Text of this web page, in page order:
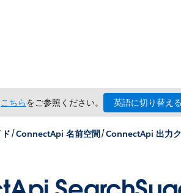
こちらをご参照ください。 英語に切り替える
/ConnectApi 名前空間/ConnectApi 出力